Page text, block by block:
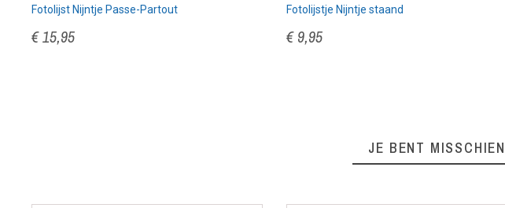
Fotolijst Nijntje Passe-Partout
€ 15,95
Fotolijstje Nijntje staand
€ 9,95
JE BENT